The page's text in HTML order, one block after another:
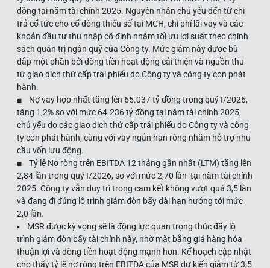
đồng tại năm tài chính 2025. Nguyên nhân chủ yếu đến từ chi
trả cổ tức cho cổ đông thiểu số tại MCH, chi phí lãi vay và các
khoản đầu tư thu nhập cố định nhằm tối ưu lợi suất theo chính
sách quản trị ngân quỹ của Công ty. Mức giảm này được bù
đắp một phần bởi dòng tiền hoạt động cải thiện và nguồn thu
từ giao dịch thứ cấp trái phiếu do Công ty và công ty con phát
hành.
■ Nợ vay hợp nhất tăng lên 65.037 tỷ đồng trong quý I/2026,
tăng 1,2% so với mức 64.236 tỷ đồng tại năm tài chính 2025,
chủ yếu do các giao dịch thứ cấp trái phiếu do Công ty và công
ty con phát hành, cùng với vay ngắn hạn ròng nhằm hỗ trợ nhu
cầu vốn lưu động.
■ Tỷ lệ Nợ ròng trên EBITDA 12 tháng gần nhất (LTM) tăng lên
2,84 lần trong quý I/2026, so với mức 2,70 lần tại năm tài chính
2025. Công ty vẫn duy trì trong cam kết không vượt quá 3,5 lần
và đang đi đúng lộ trình giảm đòn bẩy dài hạn hướng tới mức
2,0 lần.
▪ MSR được kỳ vọng sẽ là động lực quan trọng thúc đẩy lộ
trình giảm đòn bẩy tài chính này, nhờ mặt bằng giá hàng hóa
thuận lợi và dòng tiền hoạt động mạnh hơn. Kế hoạch cập nhật
cho thấy tỷ lệ nợ ròng trên EBITDA của MSR dự kiến giảm từ 3,5